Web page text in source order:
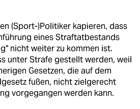
(Sport-)Politiker kapieren, dass
eines Straftatbestands
nicht weiter zu kommen ist.
unter Strafe gestellt werden, weil
Gesetzen, die auf dem
fußen, nicht zielgerecht
vorgegangen werden kann.